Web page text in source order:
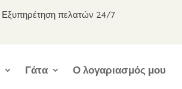
Εξυπηρέτηση πελατών 24/7
Γάτα Ο λογαριασμός μου